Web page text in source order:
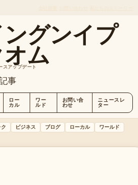
グンイプ
ム
スアップデート
事
ロー
カル
ワー
ルド
お問い合
わせ
ニュースレ
ター
ビジネス ブログ ローカル
ワールド